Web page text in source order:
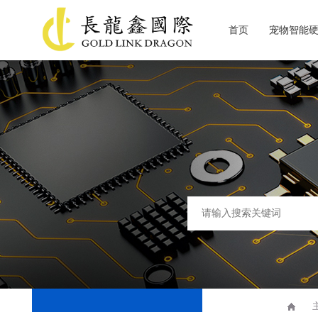
首页 宠物智能
关于长龙鑫